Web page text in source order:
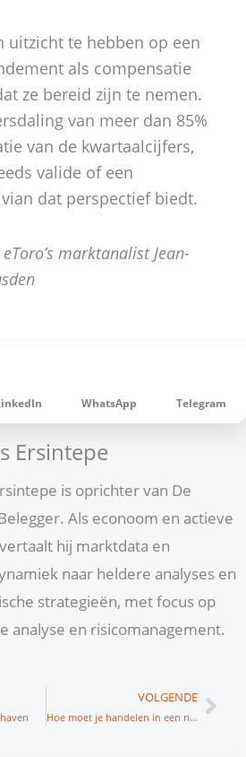
uitzicht te hebben op een
als compensatie
ze bereid zijn te nemen.
van meer dan 85%
van de kwartaalcijfers,
valide of een
dat perspectief biedt.
marktanalist Jean-
WhatsApp Telegram
Ersintepe
is oprichter van De
Als econoom en actieve
hij marktdata en
naar heldere analyses en
strategieën, met focus op
analyse en risicomanagement.
VOLGENDE
Hoe moet je handelen in een neergaande markt?